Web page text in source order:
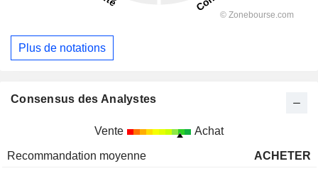
Plus de notations
Consensus des Analystes
Vente Achat
Recommandation moyenne
ACHETER